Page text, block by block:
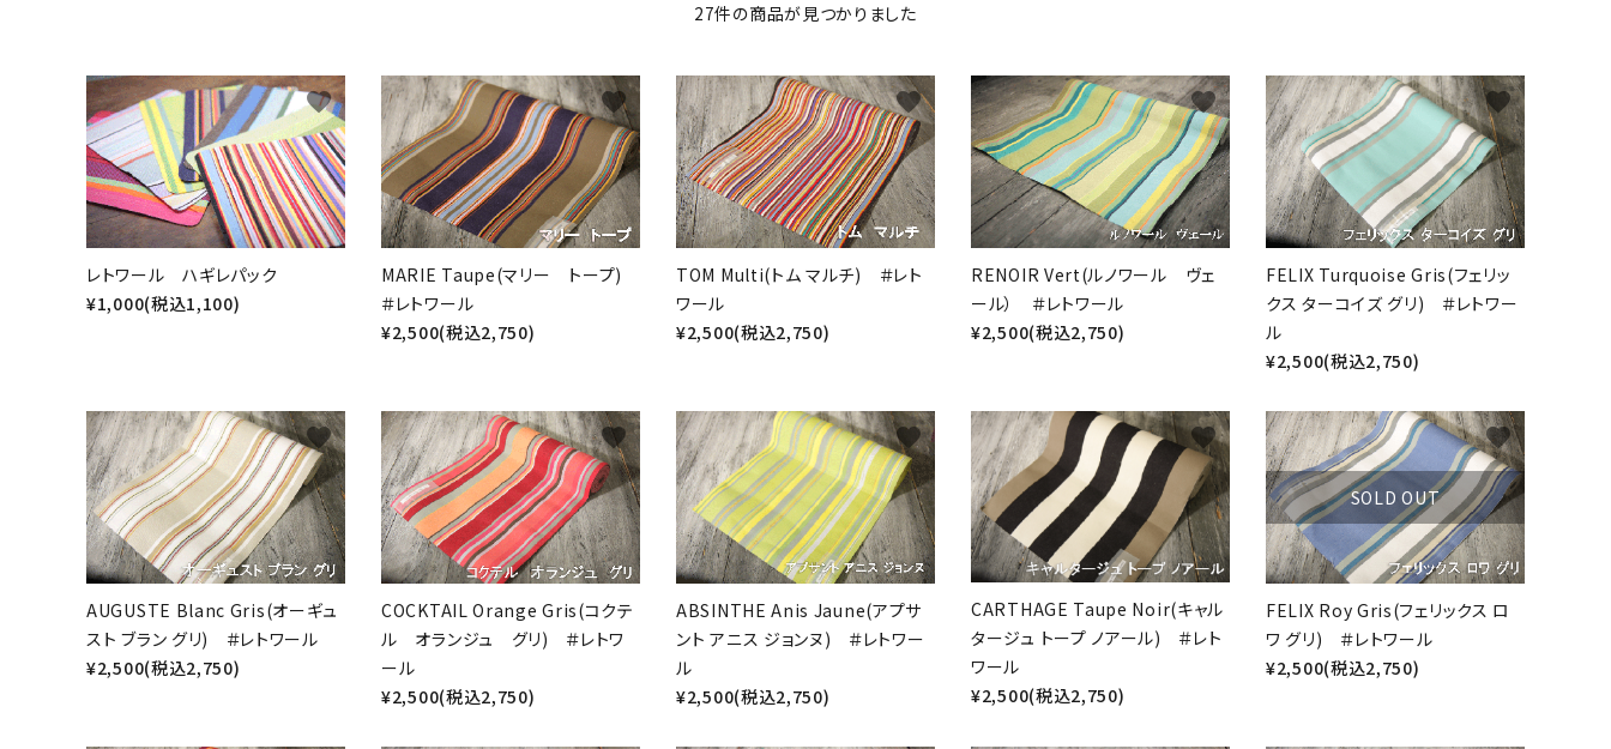
27件の商品が見つかりました
レトワール ハギレパック
¥1,000(税込1,100)
favorite
MARIE Taupe(マリー トープ)
＃レトワール
¥2,500(税込2,750)
favorite
TOM Multi(トム マルチ) ＃レト
ワール
¥2,500(税込2,750)
favorite
RENOIR Vert(ルノワール ヴェ
ール） ＃レトワール
¥2,500(税込2,750)
favorite
FELIX Turquoise Gris(フェリッ
クス ターコイズ グリ) ＃レトワー
ル
¥2,500(税込2,750)
favorite
AUGUSTE Blanc Gris(オーギュ
スト ブラン グリ) ＃レトワール
¥2,500(税込2,750)
favorite
COCKTAIL Orange Gris(コクテ
ル オランジュ グリ) ＃レトワ
ール
¥2,500(税込2,750)
favorite
ABSINTHE Anis Jaune(アプサ
ント アニス ジョンヌ) ＃レトワー
ル
¥2,500(税込2,750)
favorite
CARTHAGE Taupe Noir(キャル
タージュ トープ ノアール) ＃レト
ワール
¥2,500(税込2,750)
favorite
SOLD OUT
FELIX Roy Gris(フェリックス ロ
ワ グリ) ＃レトワール
¥2,500(税込2,750)
favorite